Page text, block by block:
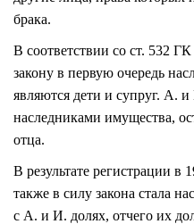
брака.
В соответствии со ст. 532
закону в первую очередь
являются дети и супруг. А. и
наследниками имущества,
отца.
В результате регистрации в
также в силу закона стала
с А. и И. долях, отчего их